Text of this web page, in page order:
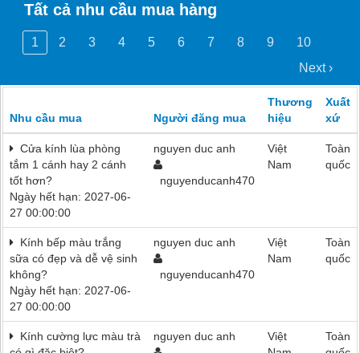
Tất cả nhu cầu mua hàng
1 2 3 4 5 6 7 8 9
10
Next ›
Nhu cầu mua Người đăng mua
Thương
hiệu
Xuất
xứ
Cửa kính lùa phòng
tắm 1 cánh hay 2 cánh
tốt hơn?
Ngày hết hạn: 2027-06-
27 00:00:00
nguyen duc anh
nguyenducanh470
Việt
Nam
Toàn
quốc
Kính bếp màu trắng
sữa có đẹp và dễ vệ sinh
không?
Ngày hết hạn: 2027-06-
27 00:00:00
nguyen duc anh
nguyenducanh470
Việt
Nam
Toàn
quốc
Kính cường lực màu trà
nguyen duc anh
Việt
Toàn